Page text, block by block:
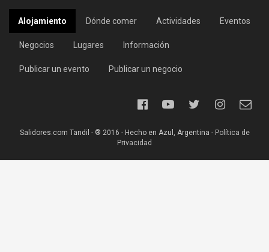
Alojamiento Dónde comer Actividades Eventos
Negocios Lugares Información
Publicar un evento Publicar un negocio
Salidores.com Tandil - ® 2016 - Hecho en Azul, Argentina - Política de
Privacidad